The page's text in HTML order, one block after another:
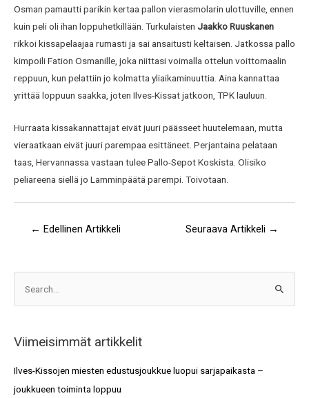
Osman pamautti parikin kertaa pallon vierasmolarin ulottuville, ennen
kuin peli oli ihan loppuhetkillään. Turkulaisten Jaakko Ruuskanen
rikkoi kissapelaajaa rumasti ja sai ansaitusti keltaisen. Jatkossa pallo
kimpoili Fation Osmanille, joka niittasi voimalla ottelun voittomaalin
reppuun, kun pelattiin jo kolmatta yliaikaminuuttia. Aina kannattaa
yrittää loppuun saakka, joten Ilves-Kissat jatkoon, TPK lauluun.
Hurraata kissakannattajat eivät juuri päässeet huutelemaan, mutta
vieraatkaan eivät juuri parempaa esittäneet. Perjantaina pelataan
taas, Hervannassa vastaan tulee Pallo-Sepot Koskista. Olisiko
peliareena siellä jo Lamminpäätä parempi. Toivotaan.
← Edellinen Artikkeli Seuraava Artikkeli →
c
h
Viimeisimmät artikkelit
Ilves-Kissojen miesten edustusjoukkue luopui sarjapaikasta –
joukkueen toiminta loppuu
i
t
o